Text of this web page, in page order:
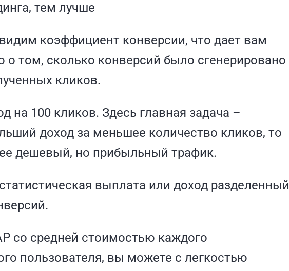
тем лучше
коэффициент конверсии, что дает вам
том, сколько конверсий было сгенерировано
кликов.
на 100 кликов. Здесь главная задача –
доход за меньшее количество кликов, то
дешевый, но прибыльный трафик.
выплата или доход разделенный
со средней стоимостью каждого
пользователя, вы можете с легкостью